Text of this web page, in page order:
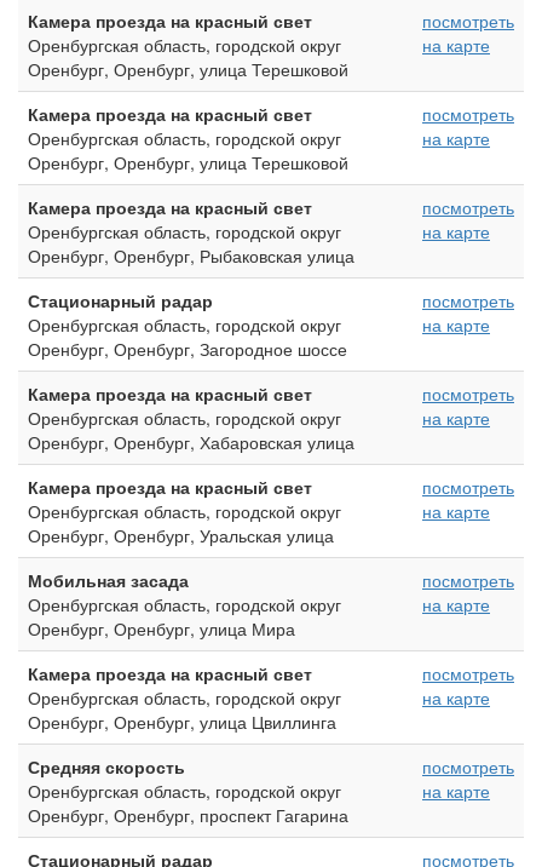
Камера проезда на красный свет
Оренбургская область, городской округ
Оренбург, Оренбург, улица Терешковой
посмотреть
на карте
Камера проезда на красный свет
Оренбургская область, городской округ
Оренбург, Оренбург, улица Терешковой
посмотреть
на карте
Камера проезда на красный свет
Оренбургская область, городской округ
Оренбург, Оренбург, Рыбаковская улица
посмотреть
на карте
Стационарный радар
Оренбургская область, городской округ
Оренбург, Оренбург, Загородное шоссе
посмотреть
на карте
Камера проезда на красный свет
Оренбургская область, городской округ
Оренбург, Оренбург, Хабаровская улица
посмотреть
на карте
Камера проезда на красный свет
Оренбургская область, городской округ
Оренбург, Оренбург, Уральская улица
посмотреть
на карте
Мобильная засада
Оренбургская область, городской округ
Оренбург, Оренбург, улица Мира
посмотреть
на карте
Камера проезда на красный свет
Оренбургская область, городской округ
Оренбург, Оренбург, улица Цвиллинга
посмотреть
на карте
Средняя скорость
Оренбургская область, городской округ
Оренбург, Оренбург, проспект Гагарина
посмотреть
на карте
Стационарный радар посмотреть